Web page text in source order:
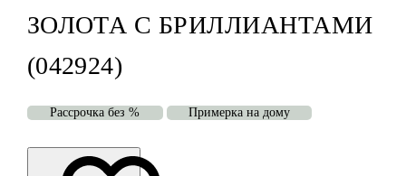
ЗОЛОТА С БРИЛЛИАНТАМИ
(042924)
Рассрочка без % Примерка на дому